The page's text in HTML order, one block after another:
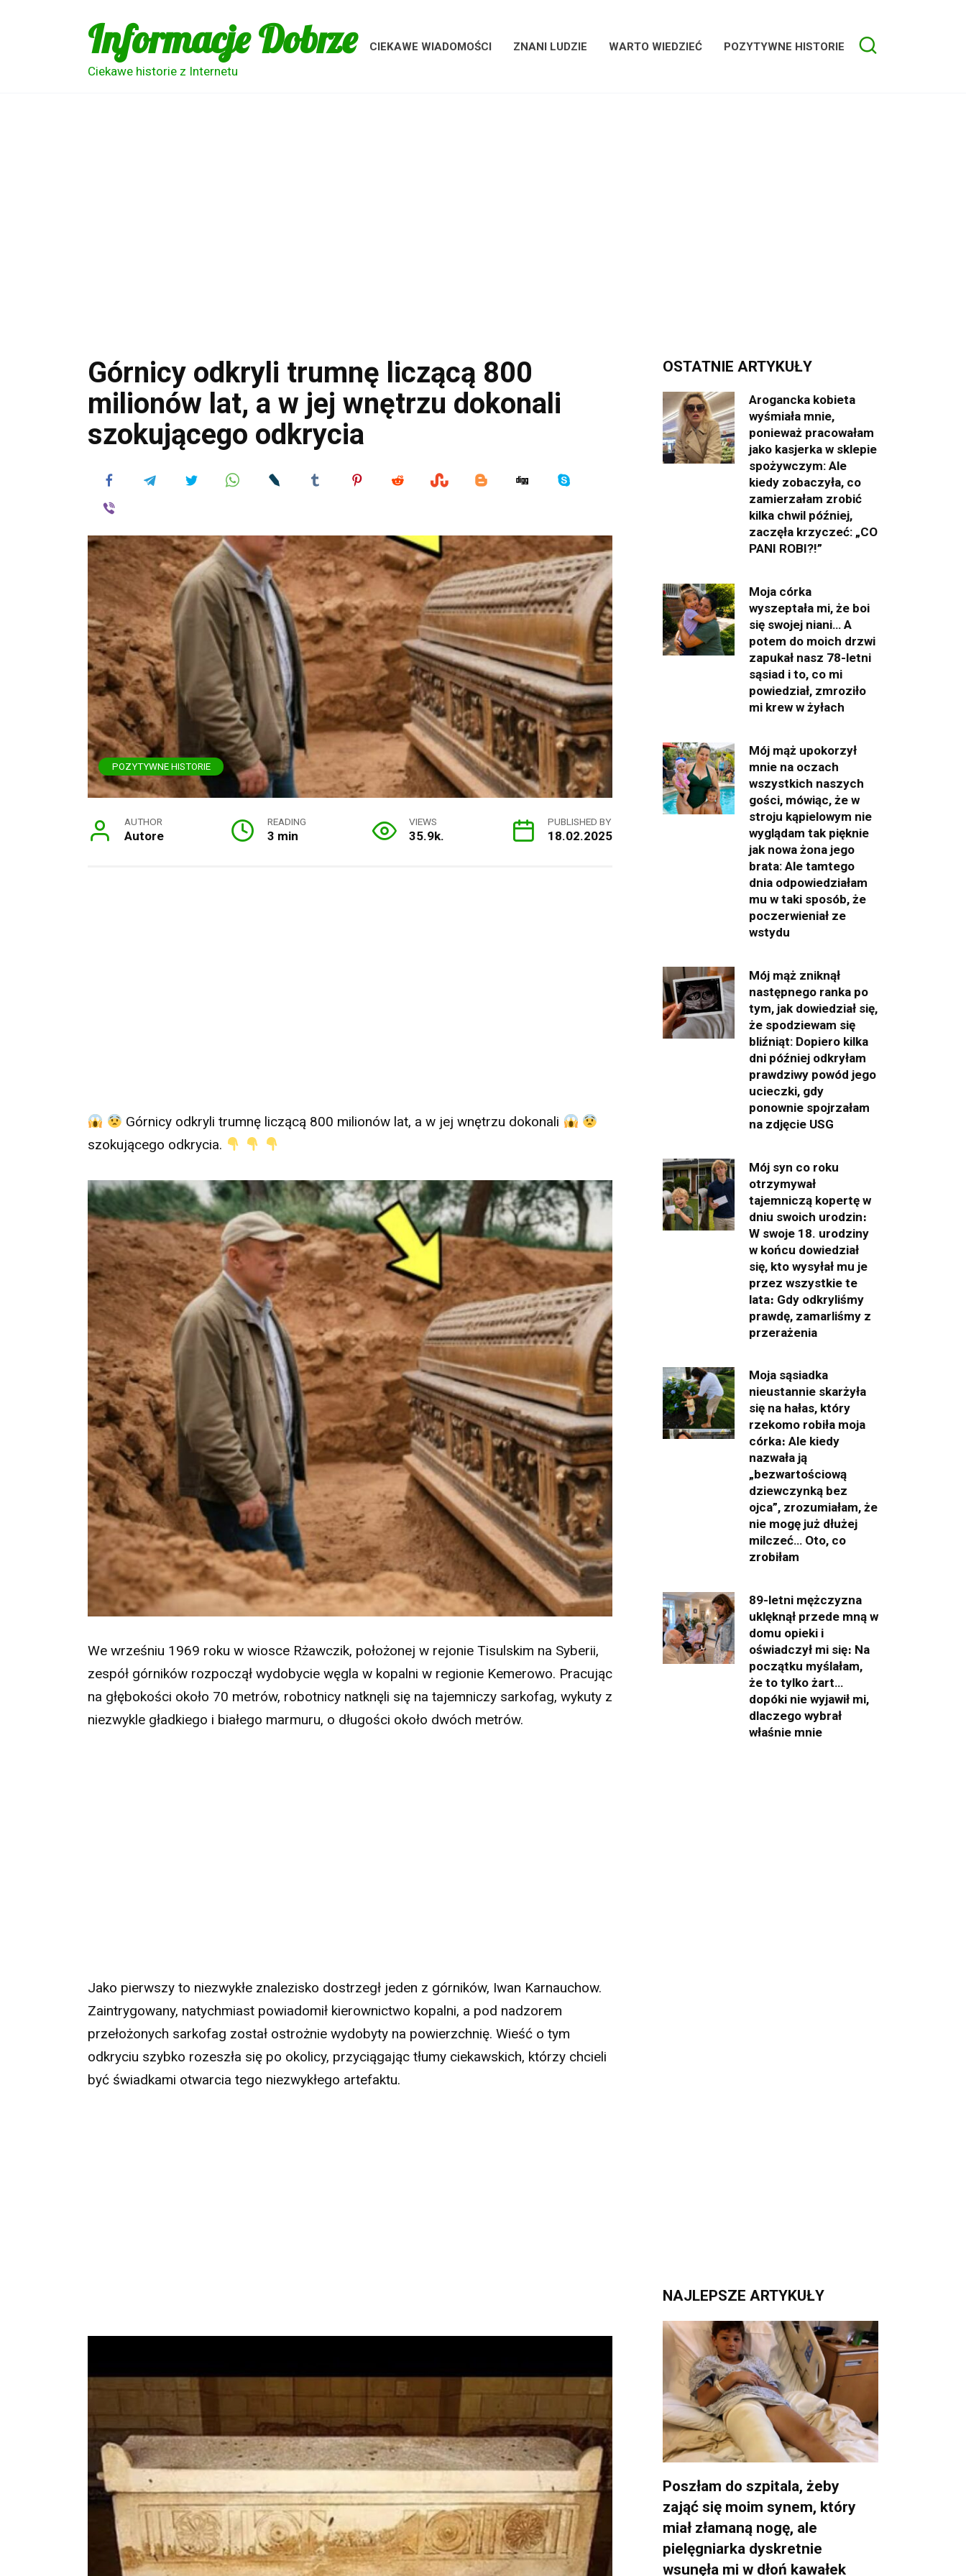
Informacje Dobrze
Ciekawe historie z Internetu
CIEKAWE WIADOMOŚCI ZNANI LUDZIE WARTO WIEDZIEĆ POZYTYWNE HISTORIE
Górnicy odkryli trumnę liczącą 800
milionów lat, a w jej wnętrzu dokonali
szokującego odkrycia
POZYTYWNE HISTORIE
AUTHOR
Autore
READING
3 min
VIEWS
35.9k.
PUBLISHED BY
18.02.2025
Górnicy odkryli trumnę liczącą 800 milionów lat, a w jej wnętrzu dokonali
szokującego odkrycia.
We wrześniu 1969 roku w wiosce Rżawczik, położonej w rejonie Tisulskim na Syberii,
zespół górników rozpoczął wydobycie węgla w kopalni w regionie Kemerowo. Pracując
na głębokości około 70 metrów, robotnicy natknęli się na tajemniczy sarkofag, wykuty z
niezwykle gładkiego i białego marmuru, o długości około dwóch metrów.
Jako pierwszy to niezwykłe znalezisko dostrzegł jeden z górników, Iwan Karnauchow.
Zaintrygowany, natychmiast powiadomił kierownictwo kopalni, a pod nadzorem
przełożonych sarkofag został ostrożnie wydobyty na powierzchnię. Wieść o tym
odkryciu szybko rozeszła się po okolicy, przyciągając tłumy ciekawskich, którzy chcieli
być świadkami otwarcia tego niezwykłego artefaktu.
OSTATNIE ARTYKUŁY
Arogancka kobieta
wyśmiała mnie,
ponieważ pracowałam
jako kasjerka w sklepie
spożywczym: Ale
kiedy zobaczyła, co
zamierzałam zrobić
kilka chwil później,
zaczęła krzyczeć: „CO
PANI ROBI?!”
Moja córka
wyszeptała mi, że boi
się swojej niani… A
potem do moich drzwi
zapukał nasz 78-letni
sąsiad i to, co mi
powiedział, zmroziło
mi krew w żyłach
Mój mąż upokorzył
mnie na oczach
wszystkich naszych
gości, mówiąc, że w
stroju kąpielowym nie
wyglądam tak pięknie
jak nowa żona jego
brata: Ale tamtego
dnia odpowiedziałam
mu w taki sposób, że
poczerwieniał ze
wstydu
Mój mąż zniknął
następnego ranka po
tym, jak dowiedział się,
że spodziewam się
bliźniąt: Dopiero kilka
dni później odkryłam
prawdziwy powód jego
ucieczki, gdy
ponownie spojrzałam
na zdjęcie USG
Mój syn co roku
otrzymywał
tajemniczą kopertę w
dniu swoich urodzin։
W swoje 18. urodziny
w końcu dowiedział
się, kto wysyłał mu je
przez wszystkie te
lata։ Gdy odkryliśmy
prawdę, zamarliśmy z
przerażenia
Moja sąsiadka
nieustannie skarżyła
się na hałas, który
rzekomo robiła moja
córka։ Ale kiedy
nazwała ją
„bezwartościową
dziewczynką bez
ojca”, zrozumiałam, że
nie mogę już dłużej
milczeć… Oto, co
zrobiłam
89-letni mężczyzna
uklęknął przede mną w
domu opieki i
oświadczył mi się։ Na
początku myślałam,
że to tylko żart…
dopóki nie wyjawił mi,
dlaczego wybrał
właśnie mnie
NAJLEPSZE ARTYKUŁY
Poszłam do szpitala, żeby
zająć się moim synem, który
miał złamaną nogę, ale
pielęgniarka dyskretnie
wsunęła mi w dłoń kawałek